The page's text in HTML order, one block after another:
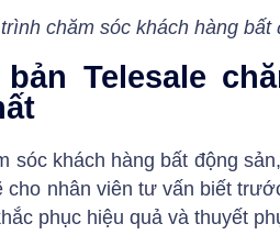
chăm sóc khách hàng bất
Telesale
sóc khách hàng bất động
cho nhân viên tư vấn biết
phục hiệu quả và thuyết